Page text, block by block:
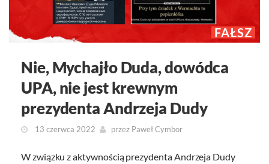
FAŁSZ
Nie, Mychajło Duda, dowódca
UPA, nie jest krewnym
prezydenta Andrzeja Dudy
13 czerwca 2022 przez Paweł Cymbor
W związku z aktywnością prezydenta Andrzeja Dudy